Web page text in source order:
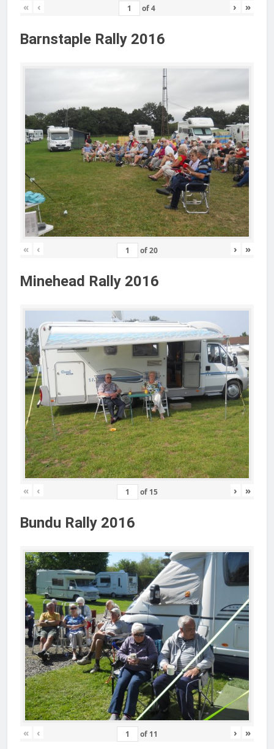
« ‹ of4 › »
Barnstaple Rally 2016
« ‹ of20 › »
Minehead Rally 2016
« ‹ of 15 › »
Bundu Rally 2016
« ‹ of 11 › »